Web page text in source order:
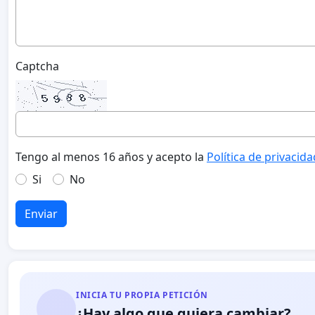
Captcha
Tengo al menos 16 años y acepto la Política de
Si
No
Enviar
INICIA TU PROPIA PETICIÓN